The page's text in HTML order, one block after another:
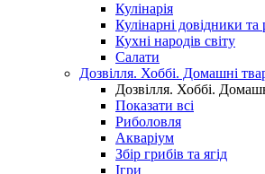
Кулінарія
Кулінарні довідники та
Кухні народів світу
Салати
Дозвілля. Хоббі. Домашні
Дозвілля. Хоббі.
Показати всі
Риболовля
Акваріум
Збір грибів та ягід
Ігри